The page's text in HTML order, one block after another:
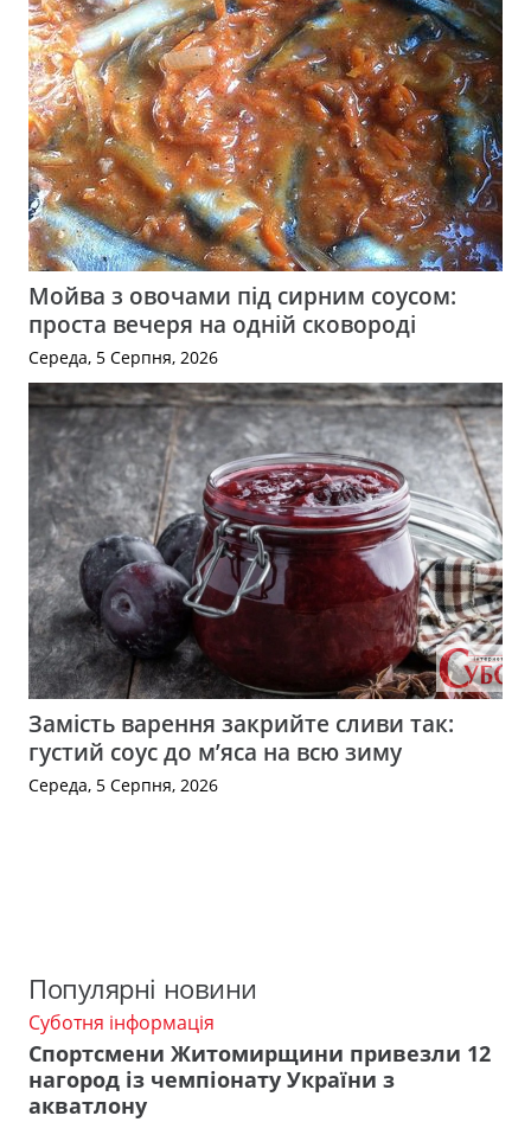
Мойва з овочами під сирним соусом:
проста вечеря на одній сковороді
Середа, 5 Серпня, 2026
Замість варення закрийте сливи так:
густий соус до м’яса на всю зиму
Середа, 5 Серпня, 2026
Популярні новини
Суботня інформація
Спортсмени Житомирщини привезли 12
нагород із чемпіонату України з
акватлону